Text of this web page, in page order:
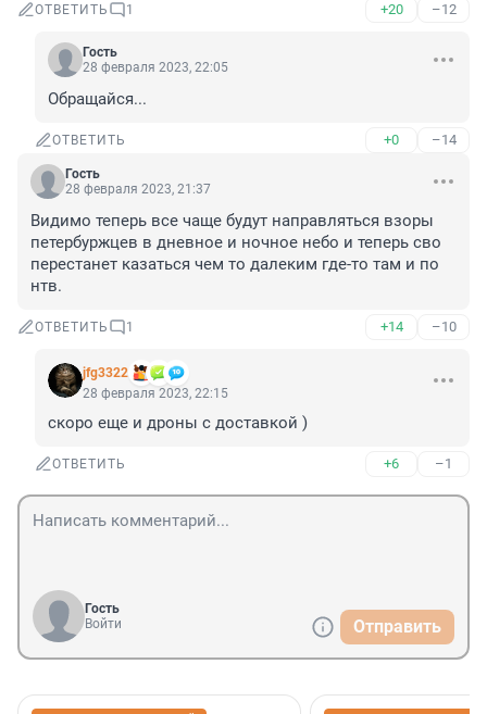
ОТВЕТИТЬ 1 +20 –12
Гость
28 февраля 2023, 22:05
Обращайся...
ОТВЕТИТЬ +0 –14
Гость
28 февраля 2023, 21:37
Видимо теперь все чаще будут направляться взоры
петербуржцев в дневное и ночное небо и теперь сво
перестанет казаться чем то далеким где-то там и по
нтв.
ОТВЕТИТЬ 1 +14 –10
jfg3322
28 февраля 2023, 22:15
скоро еще и дроны с доставкой )
ОТВЕТИТЬ +6 –1
Гость
Войти
Отправить